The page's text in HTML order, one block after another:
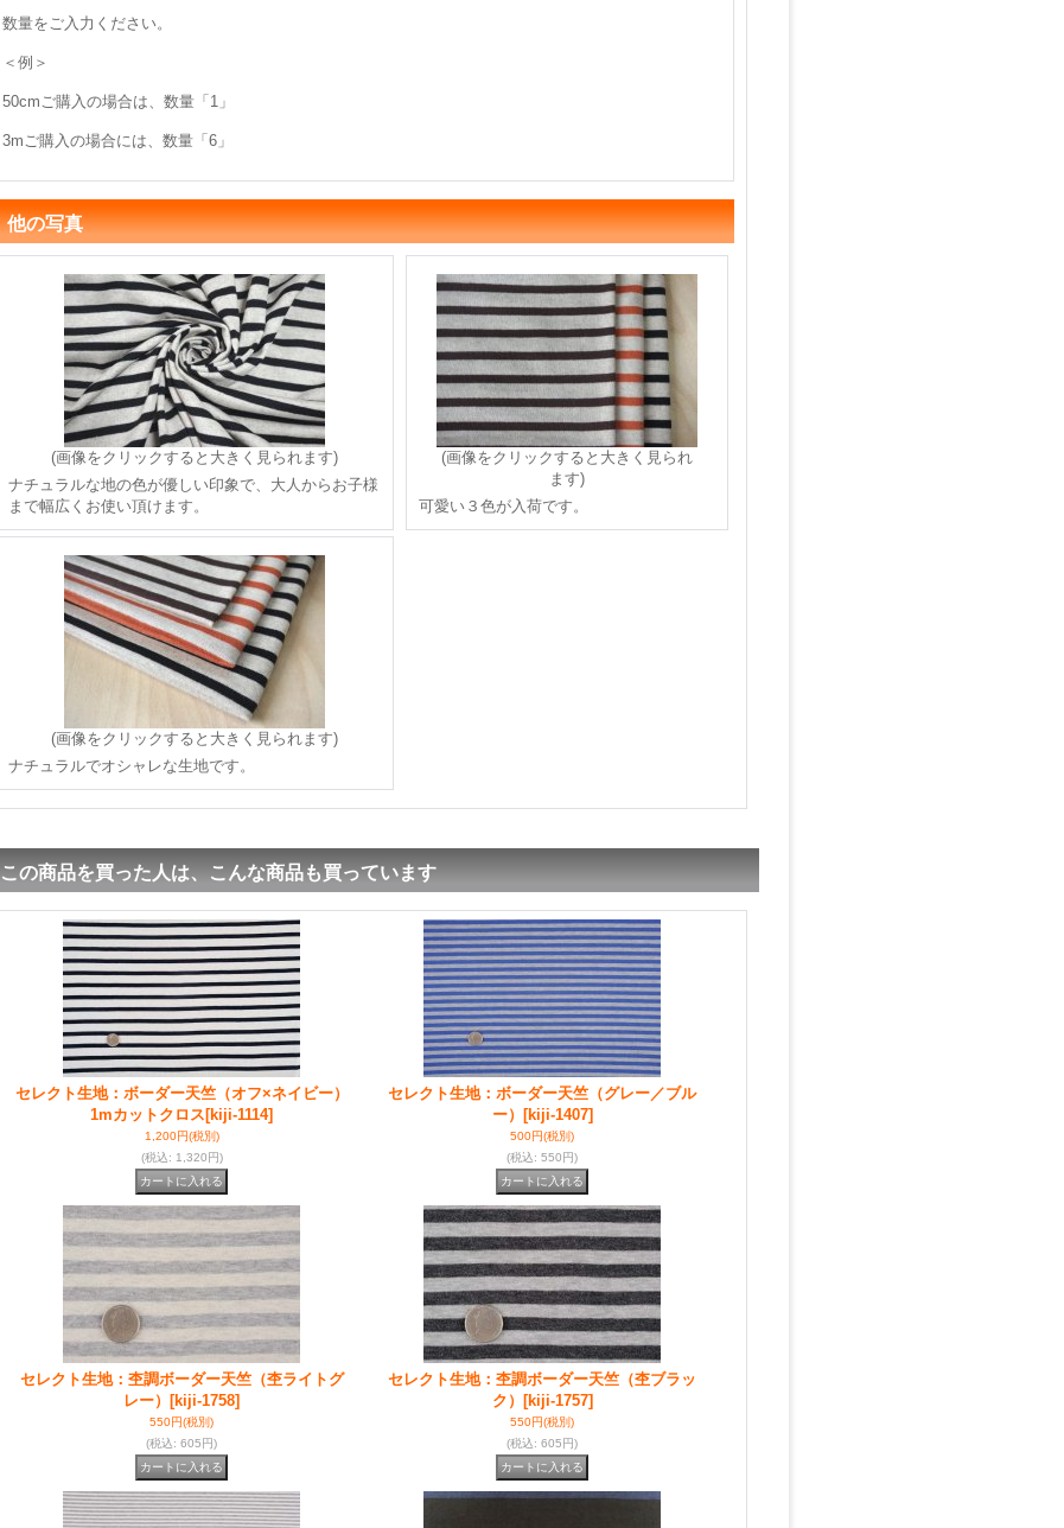
数量をご入力ください。
＜例＞
50cmご購入の場合は、数量「1」
3mご購入の場合には、数量「6」
他の写真
(画像をクリックすると大きく見られます)
ナチュラルな地の色が優しい印象で、大人からお子様
まで幅広くお使い頂けます。
(画像をクリックすると大きく見られ
ます)
可愛い３色が入荷です。
(画像をクリックすると大きく見られます)
ナチュラルでオシャレな生地です。
この商品を買った人は、こんな商品も買っています
セレクト生地：ボーダー天竺（オフ×ネイビー）
1mカットクロス [kiji-1114]
1,200円(税別)
(税込: 1,320円)
セレクト生地：ボーダー天竺（グレー／ブル
ー）
[kiji-1407]
500円(税別)
(税込: 550円)
セレクト生地：杢調ボーダー天竺（杢ライトグ
レー）
[kiji-1758]
550円(税別)
(税込: 605円)
セレクト生地：杢調ボーダー天竺（杢ブラッ
ク）
[kiji-1757]
550円(税別)
(税込: 605円)